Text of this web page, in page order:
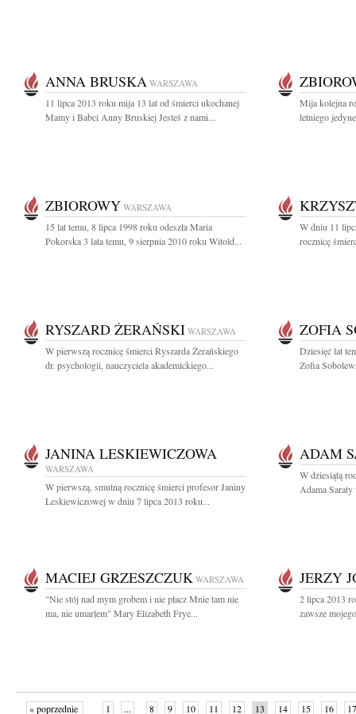
ANNA BRUSKA WARSZAWA
11 lipca 2013 roku mija 13 lat od śmierci ukochanej
Mamy i Babci Anny Bruskiej Jesteś z nami...
Mija kolejna
letniego
ZBIOROWY WARSZAWA
15 lat temu, 8 lipca 1998 roku odeszła Maria
Pokorska 3 lata temu, 9 sierpnia 2010 roku Witold...
W dniu 11
rocznicę
RYSZARD ŻERAŃSKI WARSZAWA
W pierwszą rocznicę śmierci Ryszarda Żerańskiego
dr. psychologii, nauczyciela akademickiego...
ZOFIA
Dziesięć lat
Zofia
JANINA LESKIEWICZOWA
WARSZAWA
W pierwszą, smutną rocznicę śmierci profesor Janiny
Leskiewiczowej w dniu 7 lipca 2013 roku...
ADAM
W dziesiątą
Adama
MACIEJ GRZESZCZUK WARSZAWA
"Nie stój nad mym grobem i nie płacz Mnie tam nie
ma, nie umarłem" Mary Elizabeth Frye...
JERZY
2 lipca 2013
zawsze
« poprzednie 1 ... 8 9 10 11 12 13 14 15 16 17